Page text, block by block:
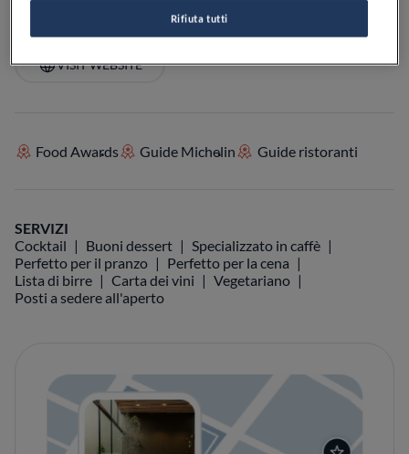
VEDI SULLA MAPPA
VISIT WEBSITE
Food Awards Guide Michelin Guide ristoranti
SERVIZI
Cocktail
Buoni dessert
Specializzato in caffè
Perfetto per il pranzo
Perfetto per la cena
Lista di birre
Carta dei vini
Vegetariano
Posti a sedere all'aperto
Rifiuta tutti